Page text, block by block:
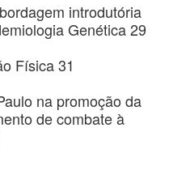
introdutória
Genética 29
Física 31
na promoção da
de combate à